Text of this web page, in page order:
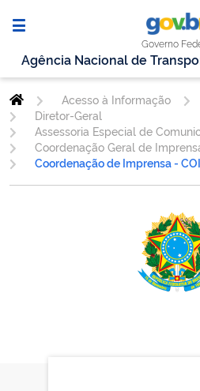
Governo
Agência Nacional de
Acesso à Informação
Diretor-Geral
Coordenação de Imprensa -